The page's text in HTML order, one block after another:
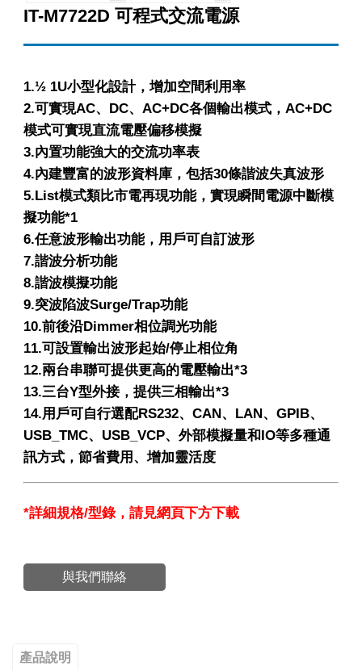
IT-M7722D 可程式交流電源
1.½ 1U小型化設計，增加空間利用率
2.可實現AC、DC、AC+DC各個輸出模式，AC+DC
模式可實現直流電壓偏移模擬
3.內置功能強大的交流功率表
4.內建豐富的波形資料庫，包括30條諧波失真波形
5.List模式類比市電再現功能，實現瞬間電源中斷模
擬功能*1
6.任意波形輸出功能，用戶可自訂波形
7.諧波分析功能
8.諧波模擬功能
9.突波陷波Surge/Trap功能
10.前後沿Dimmer相位調光功能
11.可設置輸出波形起始/停止相位角
12.兩台串聯可提供更高的電壓輸出*3
13.三台Y型外接，提供三相輸出*3
14.用戶可自行選配RS232、CAN、LAN、GPIB、
USB_TMC、USB_VCP、外部模擬量和IO等多種通
訊方式，節省費用、增加靈活度
*詳細規格/型錄，請見網頁下方下載
與我們聯絡
產品說明